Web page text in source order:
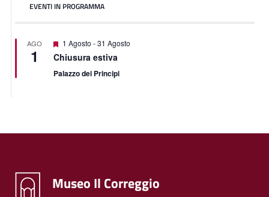
EVENTI IN PROGRAMMA
AGO
1
Segnalati
1 Agosto -31 Agosto
Chiusura estiva
Palazzo dei Principi
Museo Il Correggio